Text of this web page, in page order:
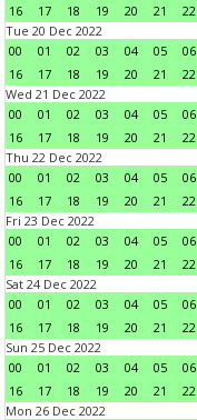
16
17 18 19 20 21 22
Tue 20 Dec 2022
00
01 02 03 04 05 06
16
17 18 19 20 21 22
Wed 21 Dec 2022
00
01 02 03 04 05 06
16
17 18 19 20 21 22
Thu 22 Dec 2022
00
01 02 03 04 05 06
16
17 18 19 20 21 22
Fri 23 Dec 2022
00
01 02 03 04 05 06
16
17 18 19 20 21 22
Sat 24 Dec 2022
00
01 02 03 04 05 06
16
17 18 19 20 21 22
Sun 25 Dec 2022
00
01 02 03 04 05 06
16
17 18 19 20 21 22
Mon 26 Dec 2022